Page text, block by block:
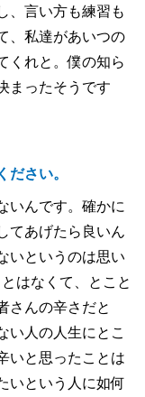
、言い方も練習も
、私達があいつの
くれと。僕の知ら
まったそうです
さい。
いんです。確かに
てあげたら良いん
いというのは思い
はなくて、とこと
さんの辛さだと
い人の人生にとこ
いと思ったことは
いという人に如何